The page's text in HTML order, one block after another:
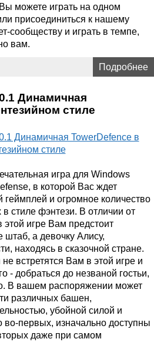
можете играть на одном
присоединиться к нашему
сообществу и играть в темпе,
вам.
Подробнее
Динамичная
стиле
игра для Windows
в которой Вас ждет
и огромное количество
стиле фэнтези. В отличии от
игре Вам предстоит
штаб, а девочку Алису,
находясь в сказочной стране.
встретятся Вам в этой игре и
- добраться до незваной гостьи,
В вашем распоряжении может
различных башен,
убойной силой и
первых, изначально доступны
даже при самом